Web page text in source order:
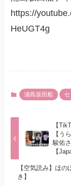
https://
HeUGT4g
浦島坂田船
【
【う
駿佑
【
【空気読み】ほ
き】